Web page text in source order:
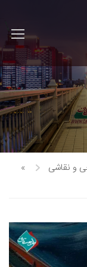
و نقاشی
»